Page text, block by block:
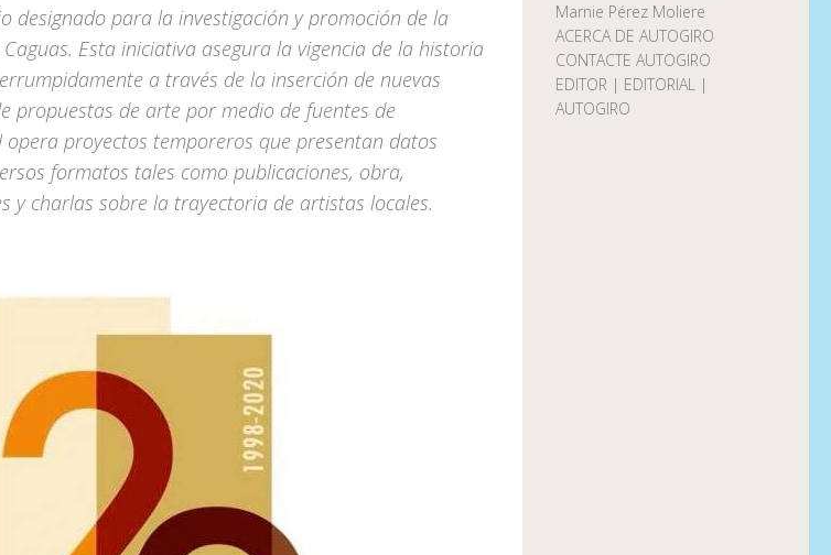
designado para la investigación y promoción de la
Esta iniciativa asegura la vigencia de la historia
a través de la inserción de nuevas
propuestas de arte por medio de fuentes de
opera proyectos temporeros que presentan datos
formatos tales como publicaciones, obra,
y charlas sobre la trayectoria de artistas locales.
Marnie Pérez Moliere
ACERCA DE AUTOGIRO
CONTACTE AUTOGIRO
EDITOR | EDITORIAL |
AUTOGIRO